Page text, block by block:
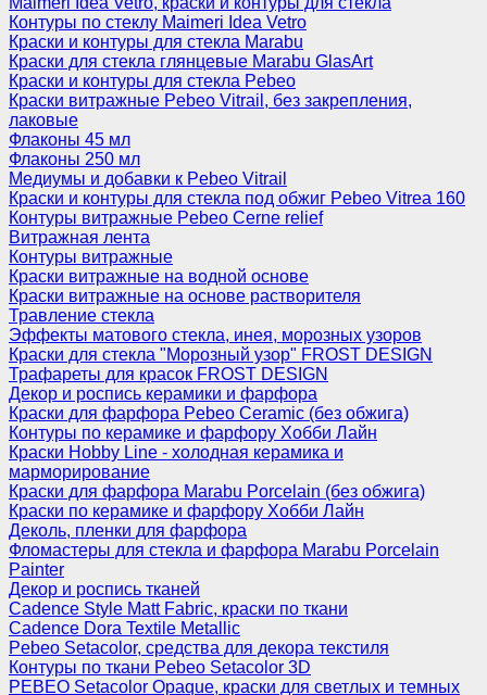
Контуры по стеклу Maimeri Idea Vetro
Краски и контуры для стекла Marabu
Краски для стекла глянцевые Marabu GlasArt
Краски и контуры для стекла Pebeo
Краски витражные Pebeo Vitrail, без закрепления,
лаковые
Флаконы 45 мл
Флаконы 250 мл
Медиумы и добавки к Pebeo Vitrail
Краски и контуры для стекла под обжиг Pebeo Vitrea 160
Контуры витражные Pebeo Cerne relief
Витражная лента
Контуры витражные
Краски витражные на водной основе
Краски витражные на основе растворителя
Травление стекла
Эффекты матового стекла, инея, морозных узоров
Краски для стекла "Морозный узор" FROST DESIGN
Трафареты для красок FROST DESIGN
Декор и роспись керамики и фарфора
Краски для фарфора Pebeo Ceramic (без обжига)
Контуры по керамике и фарфору Хобби Лайн
Краски Hobby Line - холодная керамика и
марморирование
Краски для фарфора Marabu Porcelain (без обжига)
Краски по керамике и фарфору Хобби Лайн
Деколь, пленки для фарфора
Фломастеры для стекла и фарфора Marabu Porcelain
Painter
Декор и роспись тканей
Cadence Style Matt Fabric, краски по ткани
Cadence Dora Textile Metallic
Pebeo Setacolor, средства для декора текстиля
Контуры по ткани Pebeo Setacolor 3D
PEBEO Setacolor Opaque, краски для светлых и темных